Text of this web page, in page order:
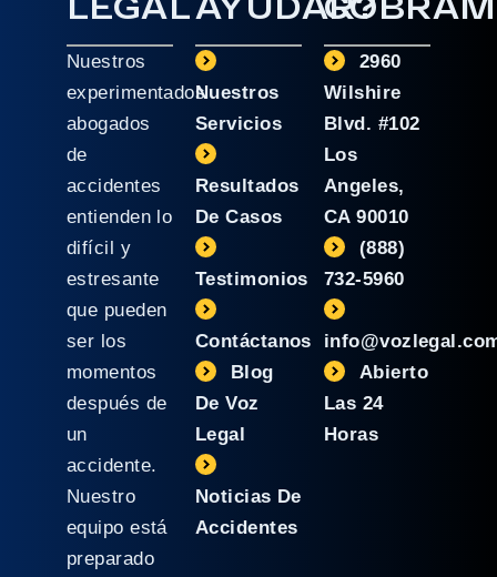
Nuestros
experimentados
abogados
de
accidentes
entienden lo
difícil y
estresante
que pueden
ser los
momentos
después de
un
accidente.
Nuestro
equipo está
preparado
Nuestros
Servicios
Resultados
De Casos
Testimonios
Contáctanos
Blog
De Voz
Legal
Noticias De
Accidentes
2960
Wilshire
Blvd. #102
Los
Angeles,
CA 90010
(888)
732-5960
Abierto
Las 24
Horas